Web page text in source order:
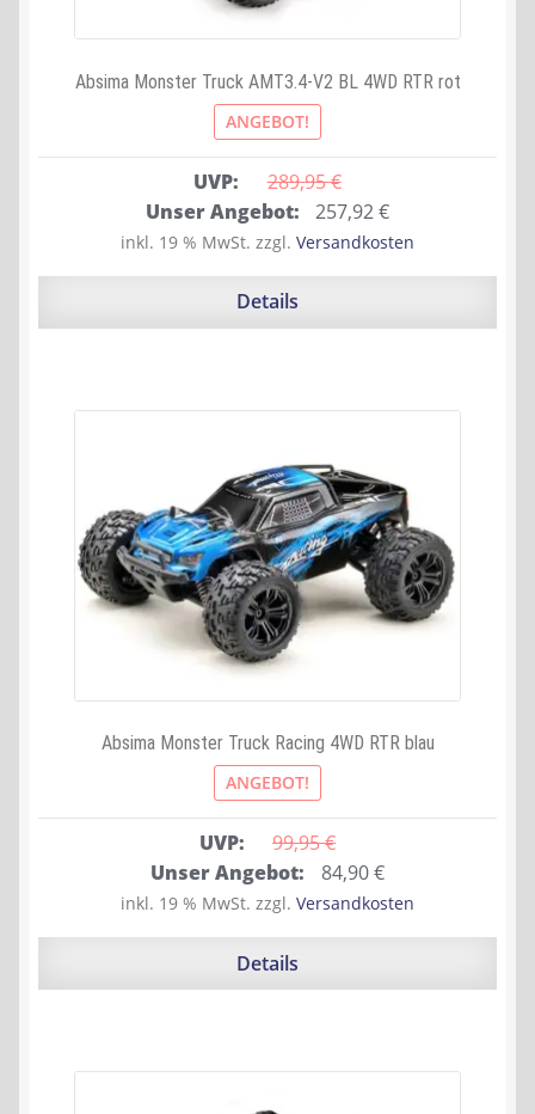
Absima Monster Truck AMT3.4-V2 BL 4WD RTR rot
ANGEBOT!
UVP: 289,95 €
Ursprünglicher
Preis
war:
Unser Angebot: 257,92€Aktueller
Preis
ist:
inkl. 19 % MwSt. zzgl. Versandkosten
Details
Absima Monster Truck Racing 4WD RTR blau
ANGEBOT!
UVP: 99,95 €
Ursprünglicher
Preis
war:
Unser Angebot: 84,90€Aktueller
Preis
ist:
inkl. 19 % MwSt. zzgl. Versandkosten
Details